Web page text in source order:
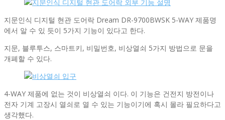
지문인식 디지털 현관 도어락 Dream DR-9700BWSK 5-WAY 제품명
에서 알 수 있 듯이 5가지 기능이 있다고 한다.
지문, 블루투스, 스마트키, 비밀번호, 비상열쇠 5가지 방법으로 문을
개폐할 수 있다.
4-WAY 제품에 없는 것이 비상열쇠 이다. 이 기능은 건전지 방전이나
전자 기계 고장시 열쇠로 열 수 있는 기능이기에 혹시 몰라 필요하다고
생각했다.